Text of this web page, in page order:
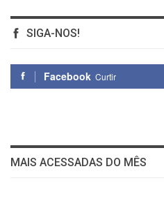
SIGA-NOS!
Facebook Curtir
MAIS ACESSADAS DO MÊS